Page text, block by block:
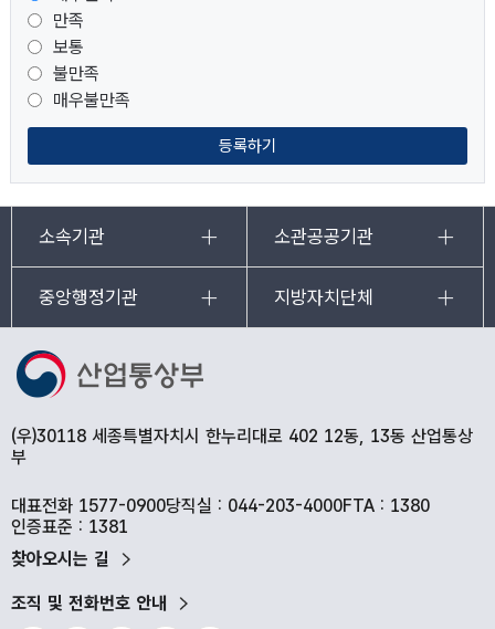
만족
보통
불만족
매우불만족
등록하기
소속기관 소관공공기관
중앙행정기관 지방자치단체
(우)30118 세종특별자치시 한누리대로 402 12동, 13동 산업통상
부
대표전화 1577-0900당직실 : 044-203-4000FTA : 1380
인증표준 : 1381
찾아오시는 길
조직 및 전화번호 안내